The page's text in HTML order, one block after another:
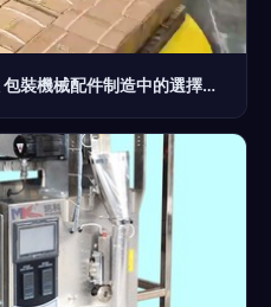
立柱配件箱與機械手油箱碼垛 包裝機械配件制造中的選擇分析